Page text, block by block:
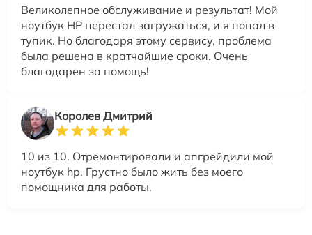
Великолепное обслуживание и результат! Мой
ноутбук HP перестал загружаться, и я попал в
тупик. Но благодаря этому сервису, проблема
была решена в кратчайшие сроки. Очень
благодарен за помощь!
Королев Дмитрий
10 из 10. Отремонтировали и апгрейдили мой
ноутбук hp. Грустно было жить без моего
помощника для работы.